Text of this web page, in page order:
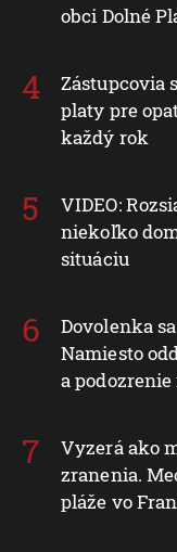
obci Dolné
Zástupcovia
platy pre
každý rok
VIDEO:
niekoľko
situáciu
Dovolenka
Namiesto
a
Vyzerá ako
zranenia.
pláže vo